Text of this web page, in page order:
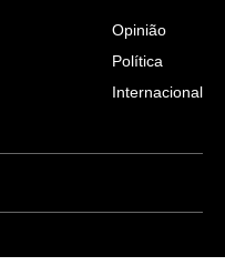
Opinião
Política
Internacional